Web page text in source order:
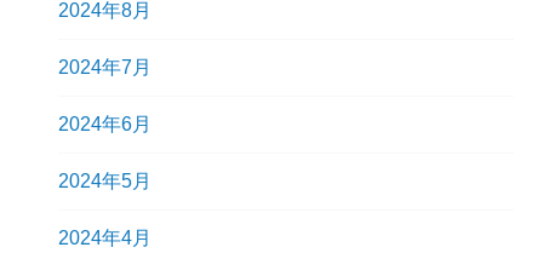
2024年8月
2024年7月
2024年6月
2024年5月
2024年4月